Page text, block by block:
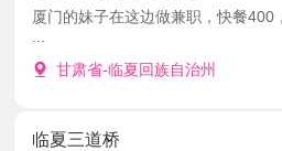
厦门的妹子在这边做兼职，快餐400
甘肃省-临夏回族自治州
临夏三道桥